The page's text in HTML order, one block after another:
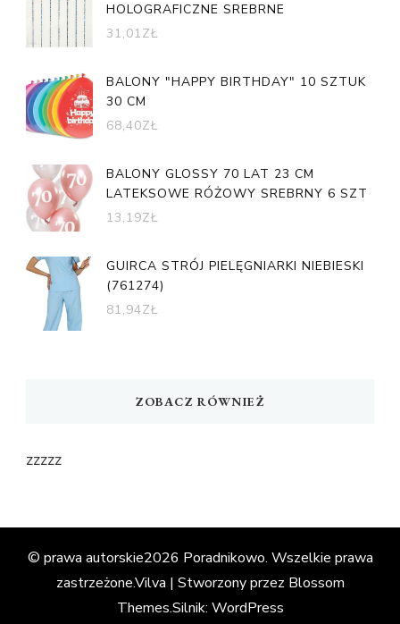
HOLOGRAFICZNE SREBRNE
31,01ZŁ
BALONY "HAPPY BIRTHDAY" 10 SZTUK
30 CM
68,40ZŁ
BALONY GLOSSY 70 LAT 23 CM
LATEKSOWE RÓŻOWY SREBRNY 6 SZT
13,19ZŁ
GUIRCA STRÓJ PIELĘGNIARKI NIEBIESKI
(761274)
81,94ZŁ
ZOBACZ RÓWNIEŻ
zzzzz
© prawa autorskie2026 Poradnikowo. Wszelkie prawa
zastrzeżone.Vilva | Stworzony przez Blossom
Themes.Silnik: WordPress